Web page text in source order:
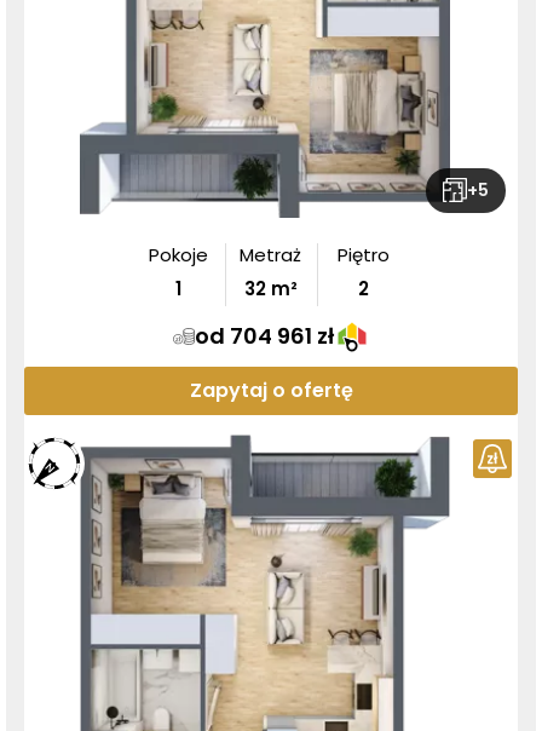
+5
Pokoje
1
Metraż
32m²
Piętro
2
od 704 961 zł
Zapytaj o ofertę